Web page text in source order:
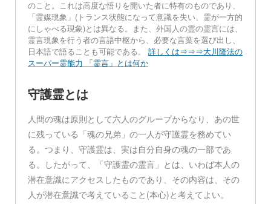
のこと。これは高度な悟りを開いた者に特有のものであり、
「霊媒現象」(トランス状態になって意識を失い、霊が一方的
にしゃべる現象)とは異なる。また、外国人の霊の霊言には、
霊言現象を行う者の言語中枢から、必要な言葉を選び出し、
日本語で語ることも可能である。 詳しくは⇒⇒⇒大川隆法の
スーパー霊能力 「霊言」とは何か
守護霊とは
人間の魂は原則として六人のグループからなり、あの世
に残っている「魂の兄弟」の一人が守護霊を務めてい
る。つまり、守護霊は、実は自分自身の魂の一部であ
る。したがって、「守護霊の霊言」とは、いわば本人の
潜在意識にアクセスしたものであり、その内容は、その
人が潜在意識で考えていること(本心)と考えてよい。